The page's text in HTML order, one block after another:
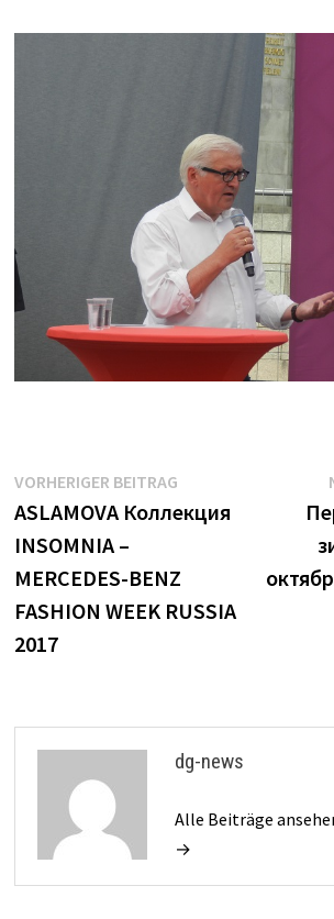
Beitrags-
Navigation
VORHERIGER BEITRAGVorheriger
Beitrag:
ASLAMOVA Коллекция
INSOMNIA –
MERCEDES-BENZ
FASHION WEEK RUSSIA
2017
dg-news
Alle Beiträge
→